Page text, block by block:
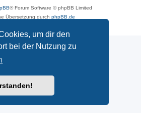
um dir den
bei der Nutzung zu
® Forum Software © phpBB Limited
Übersetzung durch phpBB.de